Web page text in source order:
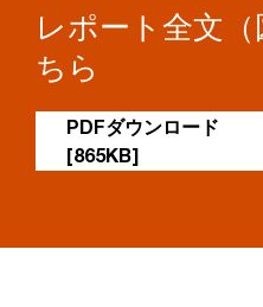
レポート全文
ちら
PDFダウンロード
[865KB]